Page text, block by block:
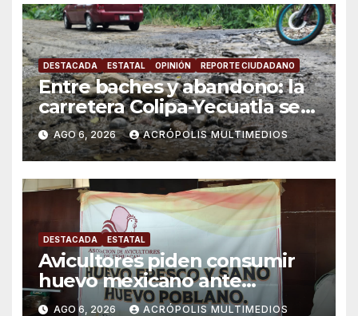
DESTACADA ESTATAL OPINIÓN REPORTE CIUDADANO
Entre baches y abandono: la
carretera Colipa-Yecuatla se
convierte en un riesgo diario
AGO 6, 2026 ACRÓPOLIS MULTIMEDIOS
DESTACADA ESTATAL
Avicultores piden consumir
huevo mexicano ante
importaciones
AGO 6, 2026 ACRÓPOLIS MULTIMEDIOS